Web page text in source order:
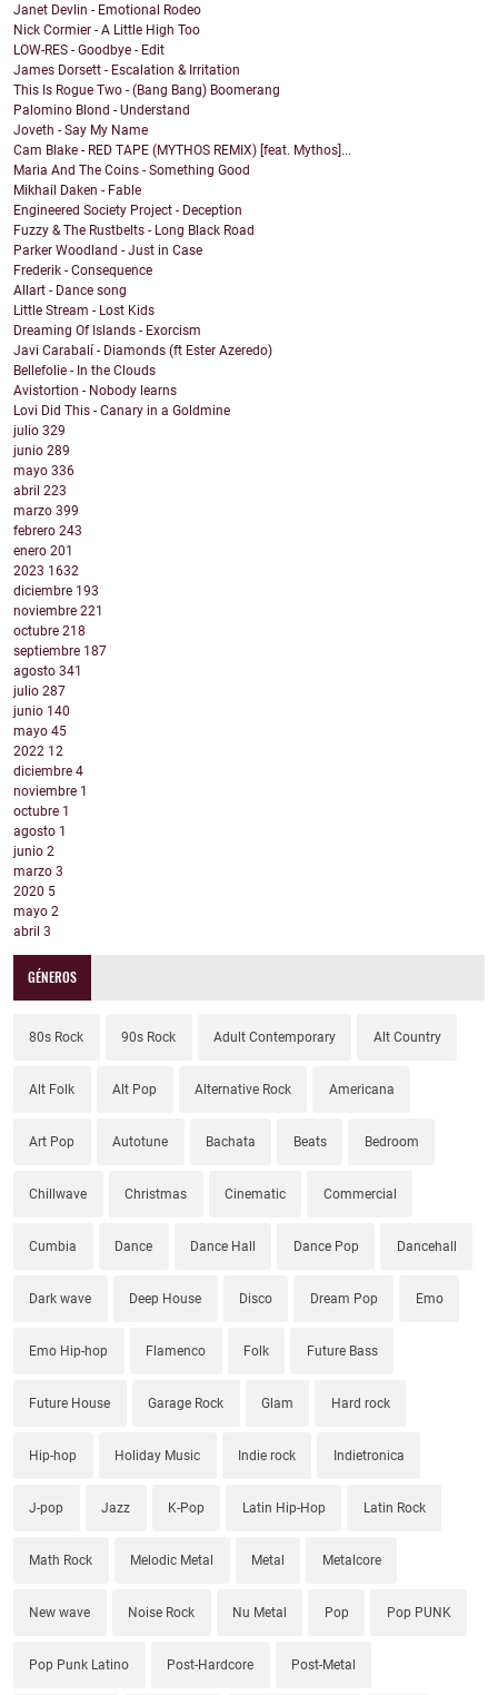
Janet Devlin - Emotional Rodeo
Nick Cormier - A Little High Too
LOW-RES - Goodbye - Edit
James Dorsett - Escalation & Irritation
This Is Rogue Two - (Bang Bang) Boomerang
Palomino Blond - Understand
Joveth - Say My Name
Cam Blake - RED TAPE (MYTHOS REMIX) [feat. Mythos]...
Maria And The Coins - Something Good
Mikhail Daken - Fable
Engineered Society Project - Deception
Fuzzy & The Rustbelts - Long Black Road
Parker Woodland - Just in Case
Frederik - Consequence
Allart - Dance song
Little Stream - Lost Kids
Dreaming Of Islands - Exorcism
Javi Carabalí - Diamonds (ft Ester Azeredo)
Bellefolie - In the Clouds
Avistortion - Nobody learns
Lovi Did This - Canary in a Goldmine
julio 329
junio 289
mayo 336
abril 223
marzo 399
febrero 243
enero 201
2023 1632
diciembre 193
noviembre 221
octubre 218
septiembre 187
agosto 341
julio 287
junio 140
mayo 45
2022 12
diciembre 4
noviembre 1
octubre 1
agosto 1
junio 2
marzo 3
2020 5
mayo 2
abril 3
GÉNEROS
80s Rock 90s Rock Adult Contemporary Alt Country
Alt Folk Alt Pop Alternative Rock Americana
Art Pop Autotune Bachata Beats Bedroom
Chillwave Christmas Cinematic Commercial
Cumbia Dance Dance Hall Dance Pop Dancehall
Dark wave Deep House Disco Dream Pop Emo
Emo Hip-hop Flamenco Folk Future Bass
Future House Garage Rock Glam Hard rock
Hip-hop Holiday Music Indie rock Indietronica
J-pop Jazz K-Pop Latin Hip-Hop Latin Rock
Math Rock Melodic Metal Metal Metalcore
New wave Noise Rock Nu Metal Pop Pop PUNK
Pop Punk Latino Post-Hardcore Post-Metal